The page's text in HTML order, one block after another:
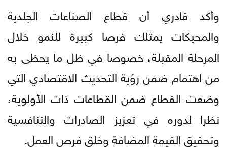
وأكد قادري أن قطاع الصناعات الجلدية
والمحيكات يمتلك فرصا كبيرة للنمو خلال
المرحلة المقبلة، خصوصا في ظل ما يحظى به
من اهتمام ضمن رؤية التحديث الاقتصادي التي
وضعت القطاع ضمن القطاعات ذات الأولوية،
نظرا لدوره في تعزيز الصادرات والتنافسية
وتحقيق القيمة المضافة وخلق فرص العمل.